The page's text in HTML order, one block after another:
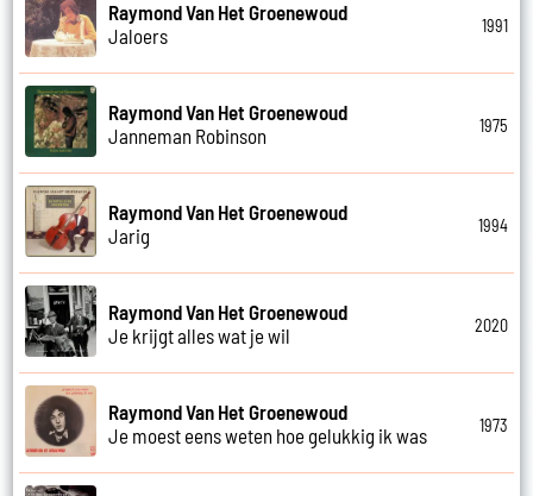
Raymond Van Het Groenewoud
Jaloers
1991
Raymond Van Het Groenewoud
Janneman Robinson
1975
Raymond Van Het Groenewoud
Jarig
1994
Raymond Van Het Groenewoud
Je krijgt alles wat je wil
2020
Raymond Van Het Groenewoud
Je moest eens weten hoe gelukkig ik was
1973